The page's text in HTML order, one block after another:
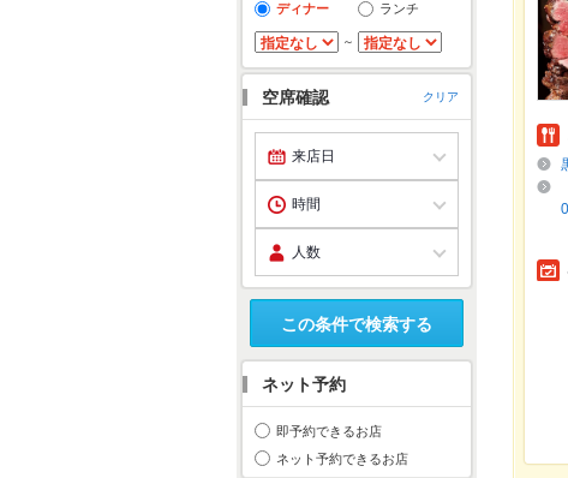
ディナー ランチ
～
空席確認 クリア
この条件で検索する
ネット予約
即予約できるお店
ネット予約できるお店